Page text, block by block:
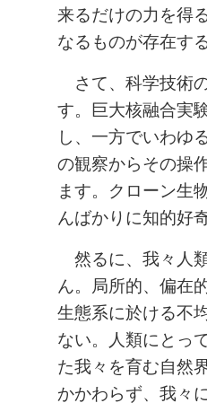
来るだけの力を得
なるものが存在す
さて、科学技術
す。巨大核融合実
し、一方でいわゆ
の観察からその操
ます。クローン生
んばかりに知的好
然るに、我々人
ん。局所的、偏在
生態系に於ける不
ない。人類にとっ
た我々を育む自然
かかわらず、我々